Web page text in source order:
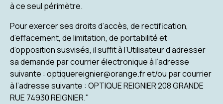
à ce seul périmètre.
Pour exercer ses droits d’accès, de rectification,
d’effacement, de limitation, de portabilité et
d’opposition susvisés, il suffit à l’Utilisateur d’adresser
sa demande par courrier électronique à l’adresse
suivante : optiquereignier@orange.fr et/ou par courrier
à l’adresse suivante : OPTIQUE REIGNIER 208 GRANDE
RUE 74930 REIGNIER."